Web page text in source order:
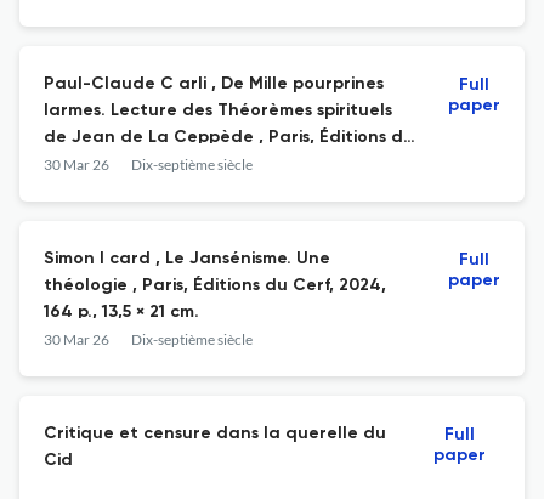
Paul-Claude C arli , De Mille pourprines
larmes. Lecture des Théorèmes spirituels
de Jean de La Ceppède , Paris, Éditions du
Cerf, « Cerf Patrimoine », 2024, 816 p., 15,2 ×
30 Mar 26 Dix-septième siècle
Full
paper
Simon I card , Le Jansénisme. Une
théologie , Paris, Éditions du Cerf, 2024,
164 p., 13,5 × 21 cm.
30 Mar 26 Dix-septième siècle
Full
paper
Critique et censure dans la querelle du
Cid
Full
paper